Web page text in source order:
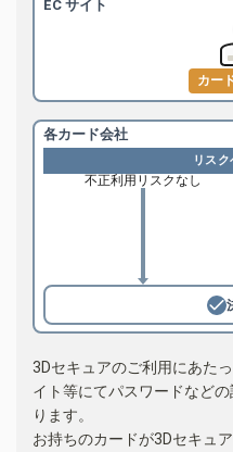
EC サイト
カー
各カード会社
リス
不正利用リスクなし
3Dセキュアのご利用にあた
イト等にてパスワードなど
ります。
お持ちのカードが3Dセキュ